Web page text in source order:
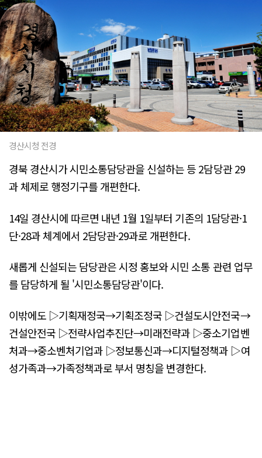
경산시청 전경
경북 경산시가 시민소통담당관을 신설하는 등 2담당관 29
과 체제로 행정기구를 개편한다.
14일 경산시에 따르면 내년 1월 1일부터 기존의 1담당관·1
단·28과 체계에서 2담당관·29과로 개편한다.
새롭게 신설되는 담당관은 시정 홍보와 시민 소통 관련 업무
를 담당하게 될 '시민소통담당관'이다.
이밖에도 ▷기획재정국→기획조정국 ▷건설도시안전국→
건설안전국 ▷전략사업추진단→미래전략과 ▷중소기업벤
처과→중소벤처기업과 ▷정보통신과→디지털정책과 ▷여
성가족과→가족정책과로 부서 명칭을 변경한다.